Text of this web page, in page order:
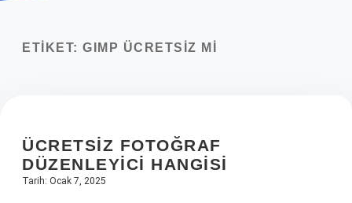
Yasal Uyarı
ETIKET: GIMP ÜCRETSIZ MI
ÜCRETSIZ FOTOĞRAF
DÜZENLEYICI HANGISI
Tarih: Ocak 7, 2025